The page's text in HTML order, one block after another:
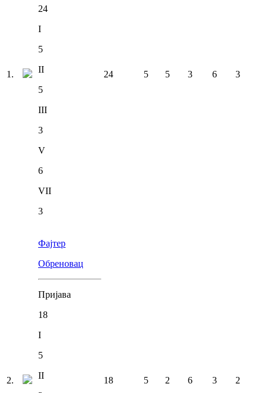
1 .
24
I
5
II
5
III
3
V
6
VII
3
24 5 5 3 6 3
2.
Фајтер
Обреновац
Пријава
18
I
5
II
18 5 2 6 3 2